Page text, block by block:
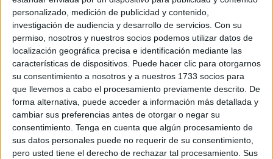
personalizado, medición de publicidad y contenido,
investigación de audiencia y desarrollo de servicios. Con su
permiso, nosotros y nuestros socios podemos utilizar datos de
localización geográfica precisa e identificación mediante las
características de dispositivos. Puede hacer clic para otorgarnos
su consentimiento a nosotros y a nuestros 1733 socios para
que llevemos a cabo el procesamiento previamente descrito. De
forma alternativa, puede acceder a información más detallada y
cambiar sus preferencias antes de otorgar o negar su
consentimiento. Tenga en cuenta que algún procesamiento de
sus datos personales puede no requerir de su consentimiento,
pero usted tiene el derecho de rechazar tal procesamiento. Sus
canales:DAZN (Plan Fútbol), Movistar Plus+, Canal
LALIGA TV Hypermotionmediante múltiples operarios
comoOrange, Vodafone, Amazon Prime y DIGI TV con
su Pack Deportes, en el que tendrán acceso a todos los
partidos en sus canales LALIGA TV HYPERMOTION 1, 2,
3.
Además, podrá seguir elminuto a minuto en el EN
DIRECTO que haráEl Faro de Ceutadesde las 14:45
horas.